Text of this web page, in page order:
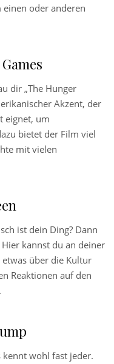
oder anderen
dir „The Hunger
Akzent, der
eignet, um
bietet der Film viel
mit vielen
ist dein Ding? Dann
Hier kannst du an deiner
über die Kultur
Reaktionen auf den
wohl fast jeder.